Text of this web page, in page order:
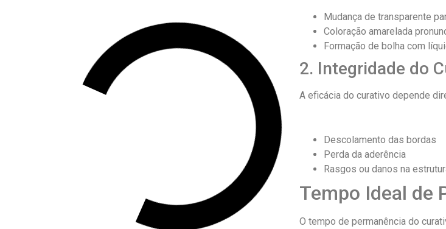
Mudança de transparente
Coloração amarelada
Formação de bolha com
2. Integridade do
A eficácia do curativo depende
Descolamento das bordas
Perda da aderência
Rasgos ou danos na
Tempo Ideal de
O tempo de permanência do